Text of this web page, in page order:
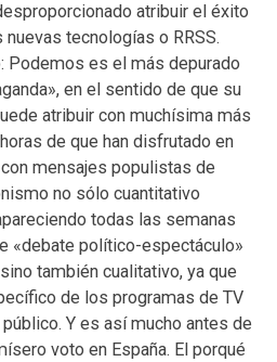
atribuir el éxito
tecnologías o RRSS.
Podemos es el más depurado
en el sentido de que su
atribuir con muchísima más
de que han disfrutado en
mensajes populistas de
no sólo cuantitativo
todas las semanas
«debate político-espectáculo»
también cualitativo, ya que
de los programas de TV
Y es así mucho antes de
voto en España. El porqué